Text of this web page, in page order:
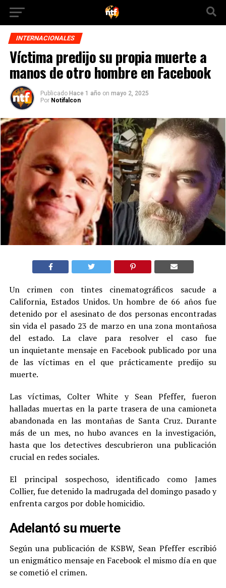
INTERNACIONALES
Víctima predijo su propia muerte a
manos de otro hombre en Facebook
Publicado Hace 1 año on mayo 2, 2025
Por Notifalcon
Un crimen con tintes cinematográficos sacude a
California, Estados Unidos. Un hombre de 66 años fue
detenido por el asesinato de dos personas encontradas
sin vida el pasado 23 de marzo en una zona montañosa
del estado. La clave para resolver el caso fue
un inquietante mensaje en Facebook publicado por una
de las víctimas en el que prácticamente predijo su
muerte.
Las víctimas, Colter White y Sean Pfeffer, fueron
halladas muertas en la parte trasera de una camioneta
abandonada en las montañas de Santa Cruz. Durante
más de un mes, no hubo avances en la investigación,
hasta que los detectives descubrieron una publicación
crucial en redes sociales.
El principal sospechoso, identificado como James
Collier, fue detenido la madrugada del domingo pasado y
enfrenta cargos por doble homicidio.
Adelantó su muerte
Según una publicación de KSBW, Sean Pfeffer escribió
un enigmático mensaje en Facebook el mismo día en que
se cometió el crimen.